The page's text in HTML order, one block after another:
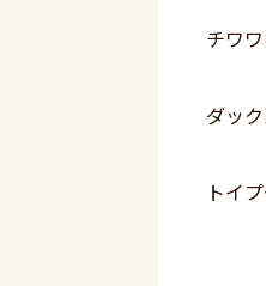
チワ
ダッ
トイ